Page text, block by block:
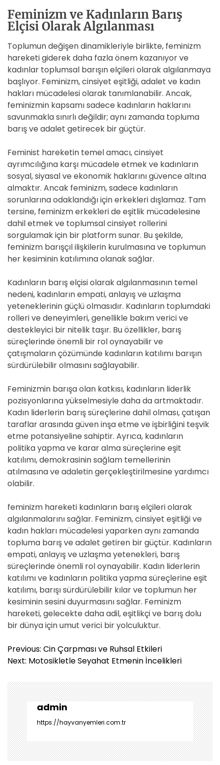
Feminizm ve Kadınların Barış
Elçisi Olarak Algılanması
Toplumun değişen dinamikleriyle birlikte, feminizm
hareketi giderek daha fazla önem kazanıyor ve
kadınlar toplumsal barışın elçileri olarak algılanmaya
başlıyor. Feminizm, cinsiyet eşitliği, adalet ve kadın
hakları mücadelesi olarak tanımlanabilir. Ancak,
feminizmin kapsamı sadece kadınların haklarını
savunmakla sınırlı değildir; aynı zamanda topluma
barış ve adalet getirecek bir güçtür.
Feminist hareketin temel amacı, cinsiyet
ayrımcılığına karşı mücadele etmek ve kadınların
sosyal, siyasal ve ekonomik haklarını güvence altına
almaktır. Ancak feminizm, sadece kadınların
sorunlarına odaklandığı için erkekleri dışlamaz. Tam
tersine, feminizm erkekleri de eşitlik mücadelesine
dahil etmek ve toplumsal cinsiyet rollerini
sorgulamak için bir platform sunar. Bu şekilde,
feminizm barışçıl ilişkilerin kurulmasına ve toplumun
her kesiminin katılımına olanak sağlar.
Kadınların barış elçisi olarak algılanmasının temel
nedeni, kadınların empati, anlayış ve uzlaşma
yeteneklerinin güçlü olmasıdır. Kadınların toplumdaki
rolleri ve deneyimleri, genellikle bakım verici ve
destekleyici bir nitelik taşır. Bu özellikler, barış
süreçlerinde önemli bir rol oynayabilir ve
çatışmaların çözümünde kadınların katılımı barışın
sürdürülebilir olmasını sağlayabilir.
Feminizmin barışa olan katkısı, kadınların liderlik
pozisyonlarına yükselmesiyle daha da artmaktadır.
Kadın liderlerin barış süreçlerine dahil olması, çatışan
taraflar arasında güven inşa etme ve işbirliğini teşvik
etme potansiyeline sahiptir. Ayrıca, kadınların
politika yapma ve karar alma süreçlerine eşit
katılımı, demokrasinin sağlam temellerinin
atılmasına ve adaletin gerçekleştirilmesine yardımcı
olabilir.
feminizm hareketi kadınların barış elçileri olarak
algılanmalarını sağlar. Feminizm, cinsiyet eşitliği ve
kadın hakları mücadelesi yaparken aynı zamanda
topluma barış ve adalet getiren bir güçtür. Kadınların
empati, anlayış ve uzlaşma yetenekleri, barış
süreçlerinde önemli rol oynayabilir. Kadın liderlerin
katılımı ve kadınların politika yapma süreçlerine eşit
katılımı, barışı sürdürülebilir kılar ve toplumun her
kesiminin sesini duyurmasını sağlar. Feminizm
hareketi, gelecekte daha adil, eşitlikçi ve barış dolu
bir dünya için umut verici bir yolculuktur.
Y
a
ı
g
e
z
i
n
m
Previous: Cin Çarpması ve Ruhsal Etkileri
Next: Motosikletle Seyahat Etmenin İncelikleri
admin
https://hayvanyemleri.com.tr